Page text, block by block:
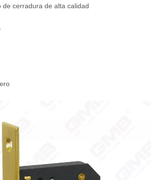
cerradura de alta calidad